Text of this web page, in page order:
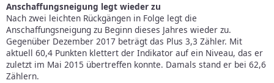
Anschaffungsneigung legt wieder zu
Nach zwei leichten Rückgängen in Folge legt die
Anschaffungsneigung zu Beginn dieses Jahres wieder zu.
Gegenüber Dezember 2017 beträgt das Plus 3,3 Zähler. Mit
aktuell 60,4 Punkten klettert der Indikator auf ein Niveau, das er
zuletzt im Mai 2015 übertreffen konnte. Damals stand er bei 62,6
Zählern.